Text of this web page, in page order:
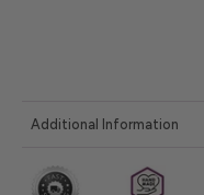
Additional Information